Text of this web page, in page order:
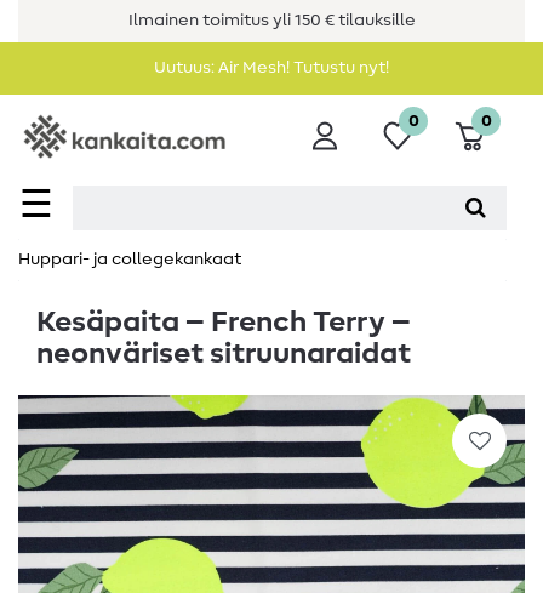
Ilmainen toimitus yli 150 € tilauksille
Uutuus: Air Mesh! Tutustu nyt!
☰
0 0
Huppari- ja collegekankaat
Kesäpaita – French Terry –
neonväriset sitruunaraidat